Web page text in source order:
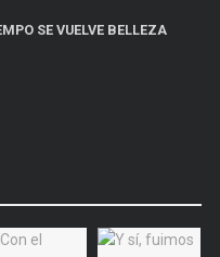
SE VUELVE BELLEZA